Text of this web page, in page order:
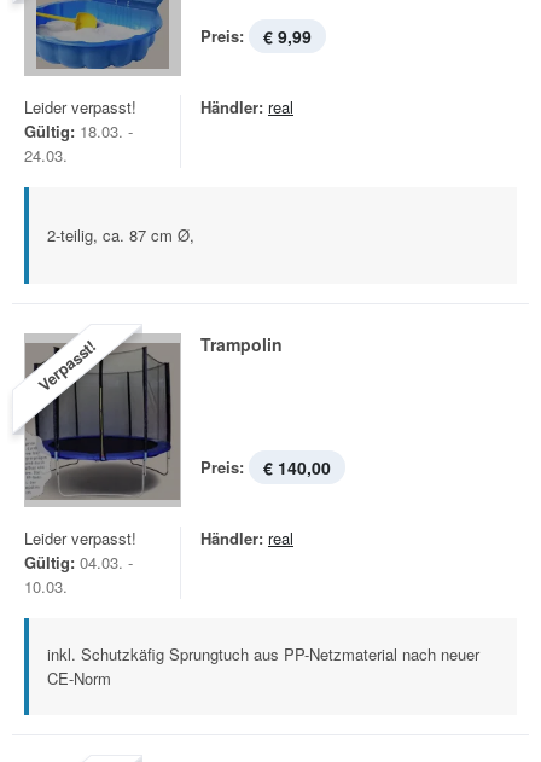
Preis: € 9,99
Leider verpasst!
Gültig: 18.03. -
24.03.
Händler: real
2-teilig, ca. 87 cm Ø,
Verpasst! Trampolin
Preis: € 140,00
Leider verpasst!
Gültig: 04.03. -
10.03.
Händler: real
inkl. Schutzkäfig Sprungtuch aus PP-Netzmaterial nach neuer
CE-Norm